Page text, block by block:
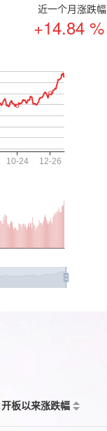
近一个月涨跌幅
+14.84 %
开板以来涨跌幅